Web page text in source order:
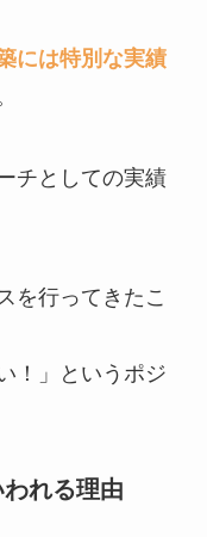
には特別な実績
チとしての実績
を行ってきたこ
！」というポジ
れる理由